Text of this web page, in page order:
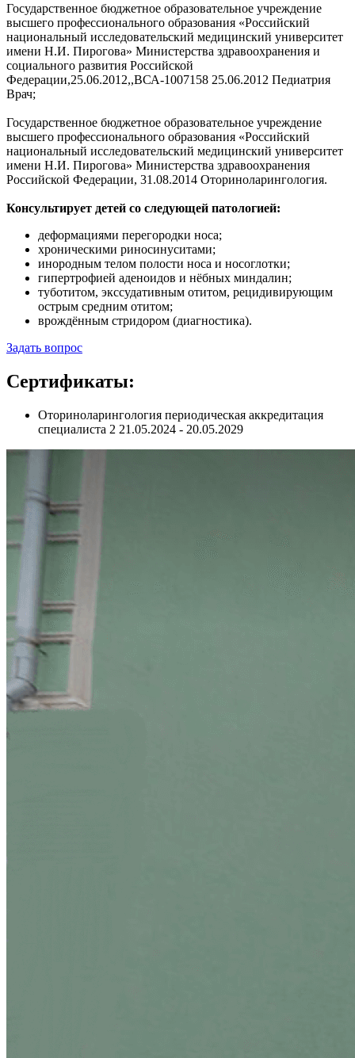
Государственное бюджетное образовательное учреждение
высшего профессионального образования «Российский
национальный исследовательский медицинский университет
имени Н.И. Пирогова» Министерства здравоохранения и
социального развития Российской
Федерации,25.06.2012,,ВСА-1007158 25.06.2012 Педиатрия
Врач;
Государственное бюджетное образовательное учреждение
высшего профессионального образования «Российский
национальный исследовательский медицинский университет
имени Н.И. Пирогова» Министерства здравоохранения
Российской Федерации, 31.08.2014 Оториноларингология.
Консультирует детей со следующей патологией:
деформациями перегородки носа;
хроническими риносинуситами;
инородным телом полости носа и носоглотки;
гипертрофией аденоидов и нёбных миндалин;
туботитом, экссудативным отитом, рецидивирующим
острым средним отитом;
врождённым стридором (диагностика).
Задать вопрос
Сертификаты:
Оториноларингология периодическая аккредитация
специалиста 2 21.05.2024 - 20.05.2029